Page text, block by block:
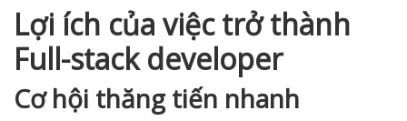
Lợi ích của việc trở thành
Full-stack developer
Cơ hội thăng tiến nhanh